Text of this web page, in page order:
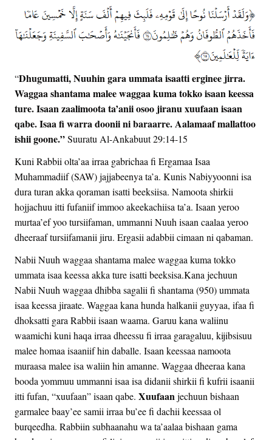
“Dhugumatti, Nuuhin gara ummata isaatti erginee jirra.
Waggaa shantama malee waggaa kuma tokko isaan keessa
ture. Isaan zaalimoota ta’anii osoo jiranu xuufaan isaan
qabe. Isaa fi warra doonii ni baraarre. Aalamaaf mallattoo
ishii goone.”Suuratu Al-Ankabuut 29:14-15
Kuni Rabbii olta’aa irraa gabrichaa fi Ergamaa Isaa
Muhammadiif (SAW) jajjabeenya ta’a. Kunis Nabiyyoonni isa
dura turan akka qoraman isatti beeksiisa. Namoota shirkii
hojjachuu itti fufaniif immoo akeekachiisa ta’a. Isaan yeroo
murtaa’ef yoo tursiifaman, ummanni Nuuh isaan caalaa yeroo
dheeraaf tursiifamanii jiru. Ergasii adabbii cimaan ni qabaman.
Nabii Nuuh waggaa shantama malee waggaa kuma tokko
ummata isaa keessa akka ture isatti beeksisa.Kana jechuun
Nabii Nuuh waggaa dhibba sagalii fi shantama (950) ummata
isaa keessa jiraate. Waggaa kana hunda halkanii guyyaa, ifaa fi
dhoksatti gara Rabbii isaan waama. Garuu kana waliinu
waamichi kuni haqa irraa dheessu fi irraa garagaluu, kijibsisuu
malee homaa isaaniif hin daballe. Isaan keessaa namoota
muraasa malee isa waliin hin amanne. Waggaa dheeraa kana
booda yommuu ummanni isaa isa didanii shirkii fi kufrii isaanii
itti fufan, “xuufaan” isaan qabe. Xuufaanjechuun bishaan
garmalee baay’ee samii irraa bu’ee fi dachii keessaa ol
burqeedha. Rabbiin subhaanahu wa ta’aalaa bishaan gama